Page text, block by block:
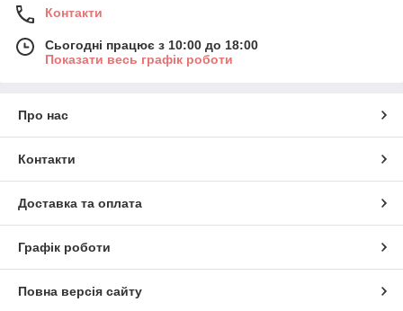
Контакти
Сьогодні працює з 10:00 до 18:00
Показати весь графік роботи
Про нас
Контакти
Доставка та оплата
Графік роботи
Повна версія сайту